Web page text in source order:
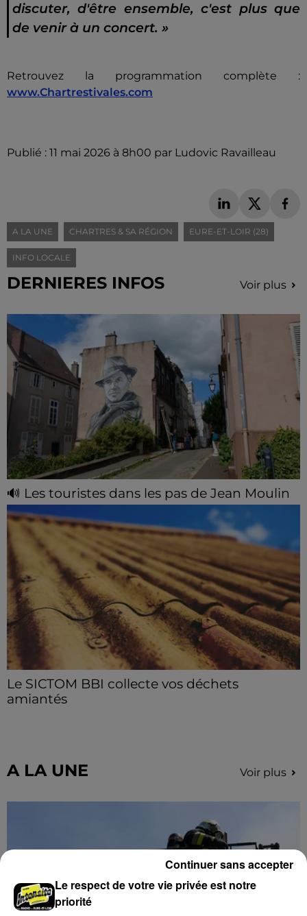
discuter, d'être ensemble, c'est plus que
de venir à un concert. »
Retrouvez la programmation complète :
www.Chartrestivales.com
Publié : 11 mai 2026 à 8h00 par Ludovic Ravailleau
A LA UNE CHARTRES & SA RÉGION EURE-ET-LOIR (28)
INFO LOCALE
DERNIERES INFOS Voir plus
🔊 Les touristes dans les pas de Jean Moulin
Le « tourisme de mémoire » s'invite dans les sorties
estivales de Chartres Tourisme.
Le SICTOM BBI collecte vos déchets
amiantés
A LA UNE Voir plus
Le respect de votre vie privée est notre
priorité
Continuer sans accepter